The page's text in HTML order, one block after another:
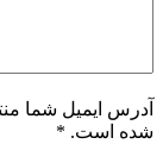
آدرس ایمیل شما
شده است. *